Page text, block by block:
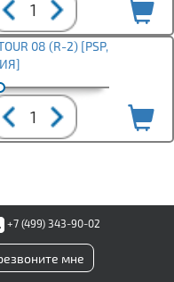
08 (R-2) [PSP,
+7 (499) 343-90-02
мне